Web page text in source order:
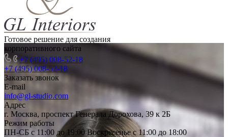
Готовое решение для создания
корпоративного сайта
+7 (495) 008-52-18
+7 (495) 008-52-18
Заказать звонок
E-mail
info@gl-studio.com
Адрес
г. Москва, проспект Генерала Дорохова, 39 к 2Б
Режим работы
ПН-СБ с 11:00 до 19:00 Воскресенье с 11:00 до 18:00